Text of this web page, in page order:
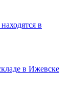
в
в Ижевске